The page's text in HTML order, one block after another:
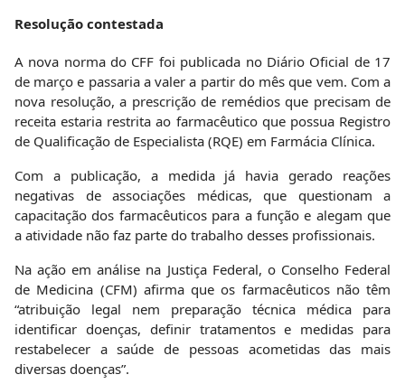
Resolução contestada
A nova norma do CFF foi publicada no Diário Oficial de 17
de março e passaria a valer a partir do mês que vem. Com a
nova resolução, a prescrição de remédios que precisam de
receita estaria restrita ao farmacêutico que possua Registro
de Qualificação de Especialista (RQE) em Farmácia Clínica.
Com a publicação, a medida já havia gerado reações
negativas de associações médicas, que questionam a
capacitação dos farmacêuticos para a função e alegam que
a atividade não faz parte do trabalho desses profissionais.
Na ação em análise na Justiça Federal, o Conselho Federal
de Medicina (CFM) afirma que os farmacêuticos não têm
“atribuição legal nem preparação técnica médica para
identificar doenças, definir tratamentos e medidas para
restabelecer a saúde de pessoas acometidas das mais
diversas doenças”.